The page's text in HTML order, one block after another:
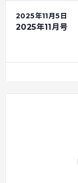
2025年11月5日
2025年11月号